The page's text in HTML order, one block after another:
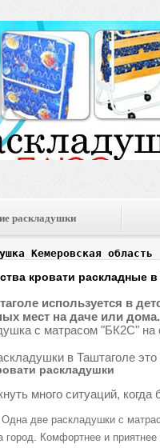
раскладушки
Кемеровская область
кровати раскладные в
используется в
мест на даче или дома.
с матрасом "БК2С" на
в Таштаголе
раскладушки
много ситуаций,
Одна две раскладушки с
город. Комфортнее и